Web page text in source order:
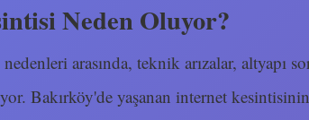
Neden Oluyor?
arasında, teknik arızalar, altyapı
Bakırköy'de yaşanan internet